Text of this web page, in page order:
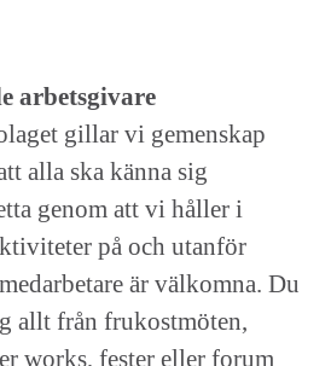
arbetsgivare
gillar vi gemenskap
alla ska känna sig
genom att vi håller i
på och utanför
är välkomna. Du
allt från frukostmöten,
works, fester eller forum